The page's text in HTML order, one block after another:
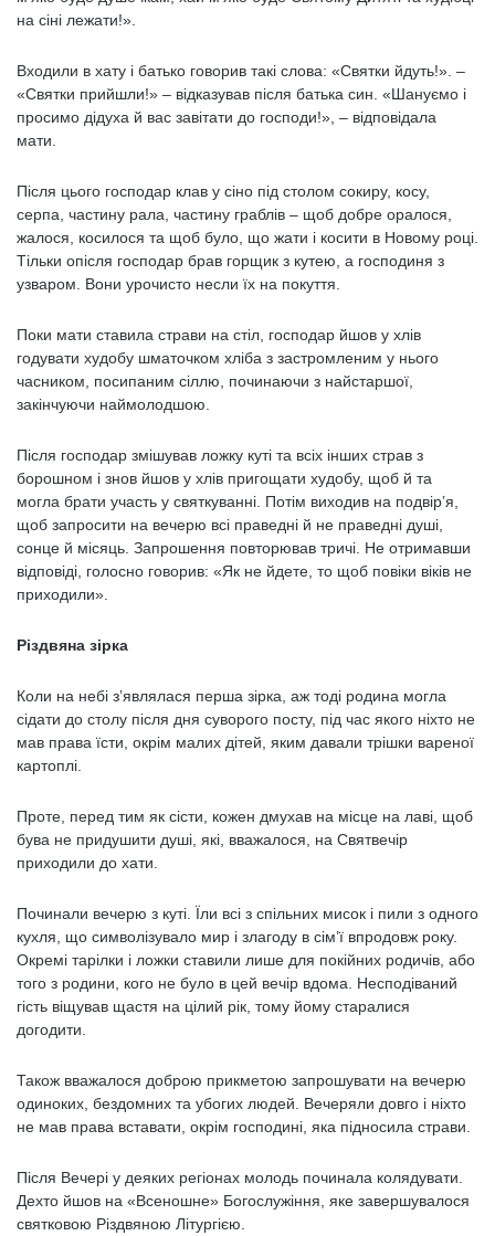
на сіні лежати!».
Входили в хату і батько говорив такі слова: «Святки йдуть!». –
«Святки прийшли!» – відказував після батька син. «Шануємо і
просимо дідуха й вас завітати до господи!», – відповідала
мати.
Після цього господар клав у сіно під столом сокиру, косу,
серпа, частину рала, частину граблів – щоб добре оралося,
жалося, косилося та щоб було, що жати і косити в Новому році.
Тільки опісля господар брав горщик з кутею, а господиня з
узваром. Вони урочисто несли їх на покуття.
Поки мати ставила страви на стіл, господар йшов у хлів
годувати худобу шматочком хліба з застромленим у нього
часником, посипаним сіллю, починаючи з найстаршої,
закінчуючи наймолодшою.
Після господар змішував ложку куті та всіх інших страв з
борошном і знов йшов у хлів пригощати худобу, щоб й та
могла брати участь у святкуванні. Потім виходив на подвір’я,
щоб запросити на вечерю всі праведні й не праведні душі,
сонце й місяць. Запрошення повторював тричі. Не отримавши
відповіді, голосно говорив: «Як не йдете, то щоб повіки віків не
приходили».
Різдвяна зірка
Коли на небі з’являлася перша зірка, аж тоді родина могла
сідати до столу після дня суворого посту, під час якого ніхто не
мав права їсти, окрім малих дітей, яким давали трішки вареної
картоплі.
Проте, перед тим як сісти, кожен дмухав на місце на лаві, щоб
бува не придушити душі, які, вважалося, на Святвечір
приходили до хати.
Починали вечерю з куті. Їли всі з спільних мисок і пили з одного
кухля, що символізувало мир і злагоду в сім’ї впродовж року.
Окремі тарілки і ложки ставили лише для покійних родичів, або
того з родини, кого не було в цей вечір вдома. Несподіваний
гість віщував щастя на цілий рік, тому йому старалися
догодити.
Також вважалося доброю прикметою запрошувати на вечерю
одиноких, бездомних та убогих людей. Вечеряли довго і ніхто
не мав права вставати, окрім господині, яка підносила страви.
Після Вечері у деяких регіонах молодь починала колядувати.
Дехто йшов на «Всеношне» Богослужіння, яке завершувалося
святковою Різдвяною Літургією.